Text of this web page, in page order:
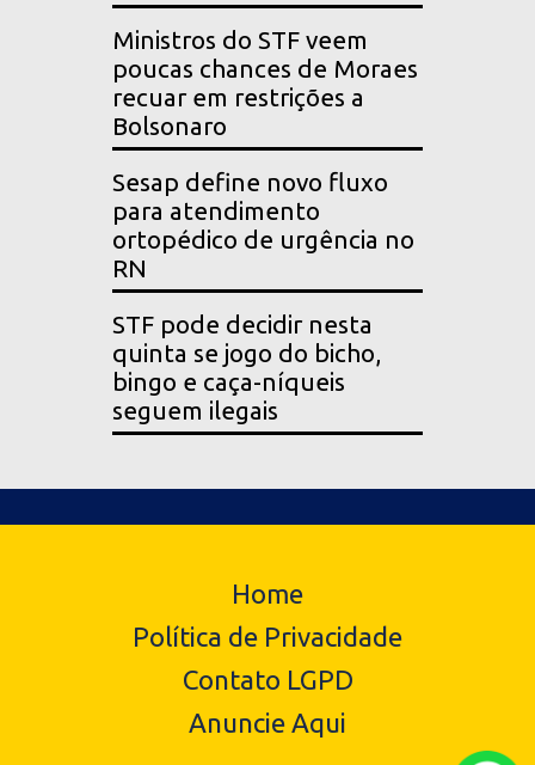
Ministros do STF veem
poucas chances de Moraes
recuar em restrições a
Bolsonaro
Sesap define novo fluxo
para atendimento
ortopédico de urgência no
RN
STF pode decidir nesta
quinta se jogo do bicho,
bingo e caça-níqueis
seguem ilegais
Home
Política de Privacidade
Contato LGPD
Anuncie Aqui